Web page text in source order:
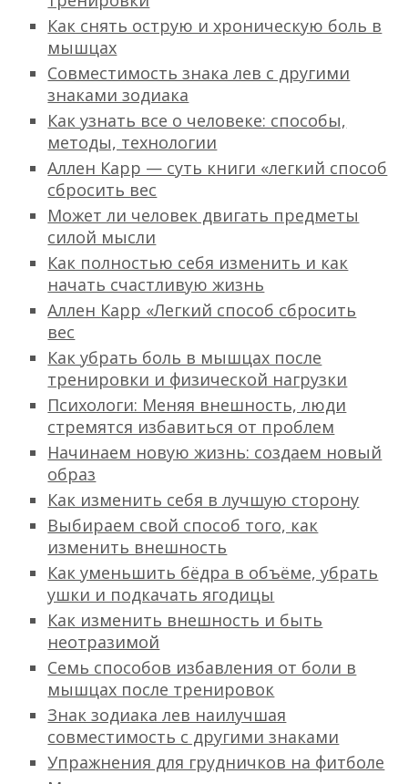
Как снять острую и хроническую боль в
мышцах
Совместимость знака лев с другими
знаками зодиака
Как узнать все о человеке: способы,
методы, технологии
Аллен Карр — суть книги «легкий способ
сбросить вес
Может ли человек двигать предметы
силой мысли
Как полностью себя изменить и как
начать счастливую жизнь
Аллен Карр «Легкий способ сбросить
вес
Как убрать боль в мышцах после
тренировки и физической нагрузки
Психологи: Меняя внешность, люди
стремятся избавиться от проблем
Начинаем новую жизнь: создаем новый
образ
Как изменить себя в лучшую сторону
Выбираем свой способ того, как
изменить внешность
Как уменьшить бёдра в объёме, убрать
ушки и подкачать ягодицы
Как изменить внешность и быть
неотразимой
Семь способов избавления от боли в
мышцах после тренировок
Знак зодиака лев наилучшая
совместимость с другими знаками
Упражнения для грудничков на фитболе